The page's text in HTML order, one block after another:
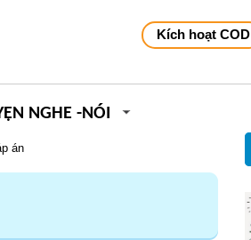
Kích hoạt COD
NGHE -NÓI
án